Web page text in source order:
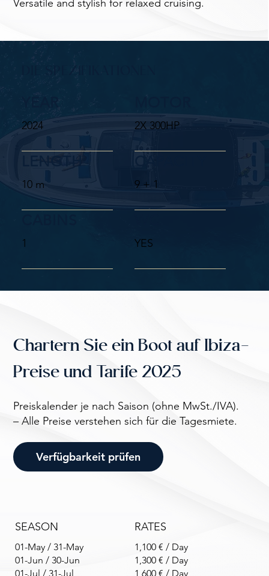
Versatile and stylish for relaxed cruising.
2024 2X 300HP
10 m 9 + 1
1 YES
Chartern Sie ein Boot auf Ibiza-
Preise und Tarife 2025
Preiskalender je nach Saison (ohne MwSt./IVA).
– Alle Preise verstehen sich für die Tagesmiete.
Verfügbarkeit prüfen
SEASON
01-May / 31-May
01-Jun / 30-Jun
01-Jul / 31-Jul
RATES
1,100 € / Day
1,300 € / Day
1,600 € / Day